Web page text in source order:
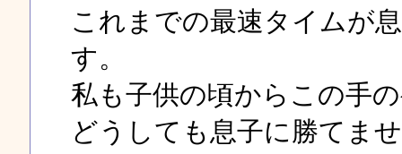
これまでの最速タイムが
す。
私も子供の頃からこの手
どうしても息子に勝てま